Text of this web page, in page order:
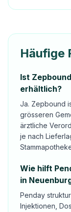
Häufige
Ist
erhältlich?
Ja. Zepbound
grösseren
ärztliche
je nach
Wie hilft
in
Penday
Injektionen,